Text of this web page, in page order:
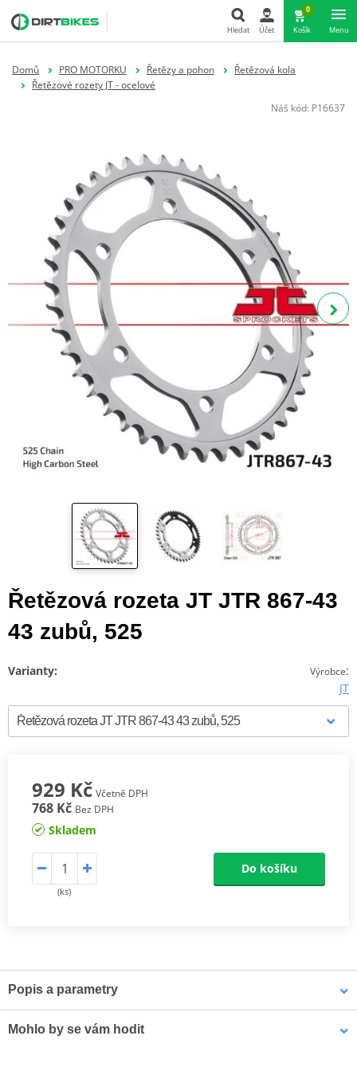
Hledat Účet
0
Košík Menu
Domů PRO MOTORKU Řetězy a pohon
Řetězová kola
Řetězové rozety JT - ocelové
Náš kód: P16637
Řetězová rozeta JT JTR 867-43
43 zubů, 525
Výrobce:
JT
Varianty:
929 Kč Včetně DPH
768 Kč Bez DPH
Skladem
(ks)
Do košíku
Popis a parametry
nejkvalitnější uhlíkové oceli C49. Sortiment JT Steel nyní zahrnuje
Mohlo by se vám hodit